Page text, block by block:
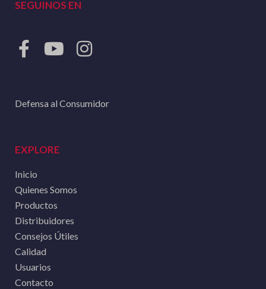
SEGUINOS EN
Defensa al Consumidor
EXPLORE
Inicio
Quienes Somos
Productos
Distribuidores
Consejos Útiles
Calidad
Usuarios
Contacto